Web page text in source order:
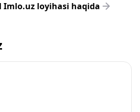
Imlo.uz loyihasi haqida